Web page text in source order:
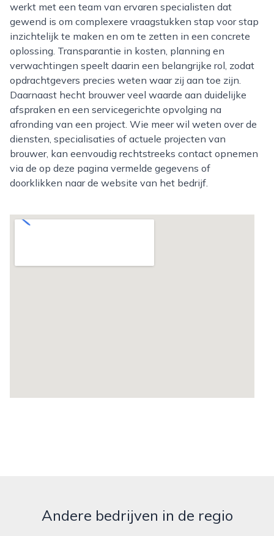
werkt met een team van ervaren specialisten dat
gewend is om complexere vraagstukken stap voor stap
inzichtelijk te maken en om te zetten in een concrete
oplossing. Transparantie in kosten, planning en
verwachtingen speelt daarin een belangrijke rol, zodat
opdrachtgevers precies weten waar zij aan toe zijn.
Daarnaast hecht brouwer veel waarde aan duidelijke
afspraken en een servicegerichte opvolging na
afronding van een project. Wie meer wil weten over de
diensten, specialisaties of actuele projecten van
brouwer, kan eenvoudig rechtstreeks contact opnemen
via de op deze pagina vermelde gegevens of
doorklikken naar de website van het bedrijf.
Andere bedrijven in de regio